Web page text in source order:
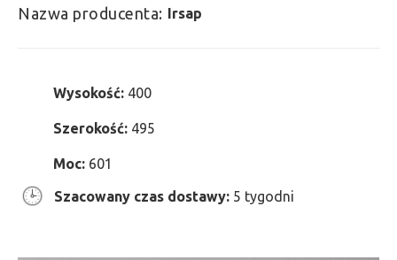
Nazwa producenta: Irsap
Wysokość: 400
Szerokość: 495
Moc: 601
Szacowany czas dostawy: 5 tygodni